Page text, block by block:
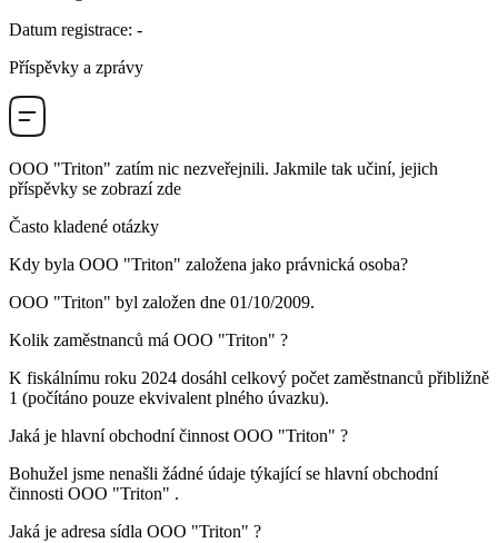
Datum registrace: -
Příspěvky a zprávy
OOO "Triton" zatím nic nezveřejnili. Jakmile tak učiní, jejich
příspěvky se zobrazí zde
Často kladené otázky
Kdy byla OOO "Triton" založena jako právnická osoba?
OOO "Triton" byl založen dne 01/10/2009.
Kolik zaměstnanců má OOO "Triton" ?
K fiskálnímu roku 2024 dosáhl celkový počet zaměstnanců přibližně
1 (počítáno pouze ekvivalent plného úvazku).
Jaká je hlavní obchodní činnost OOO "Triton" ?
Bohužel jsme nenašli žádné údaje týkající se hlavní obchodní
činnosti OOO "Triton" .
Jaká je adresa sídla OOO "Triton" ?